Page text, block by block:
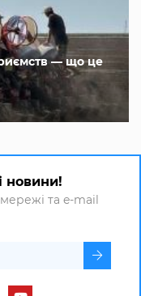
— що це
новини!
та e-mail